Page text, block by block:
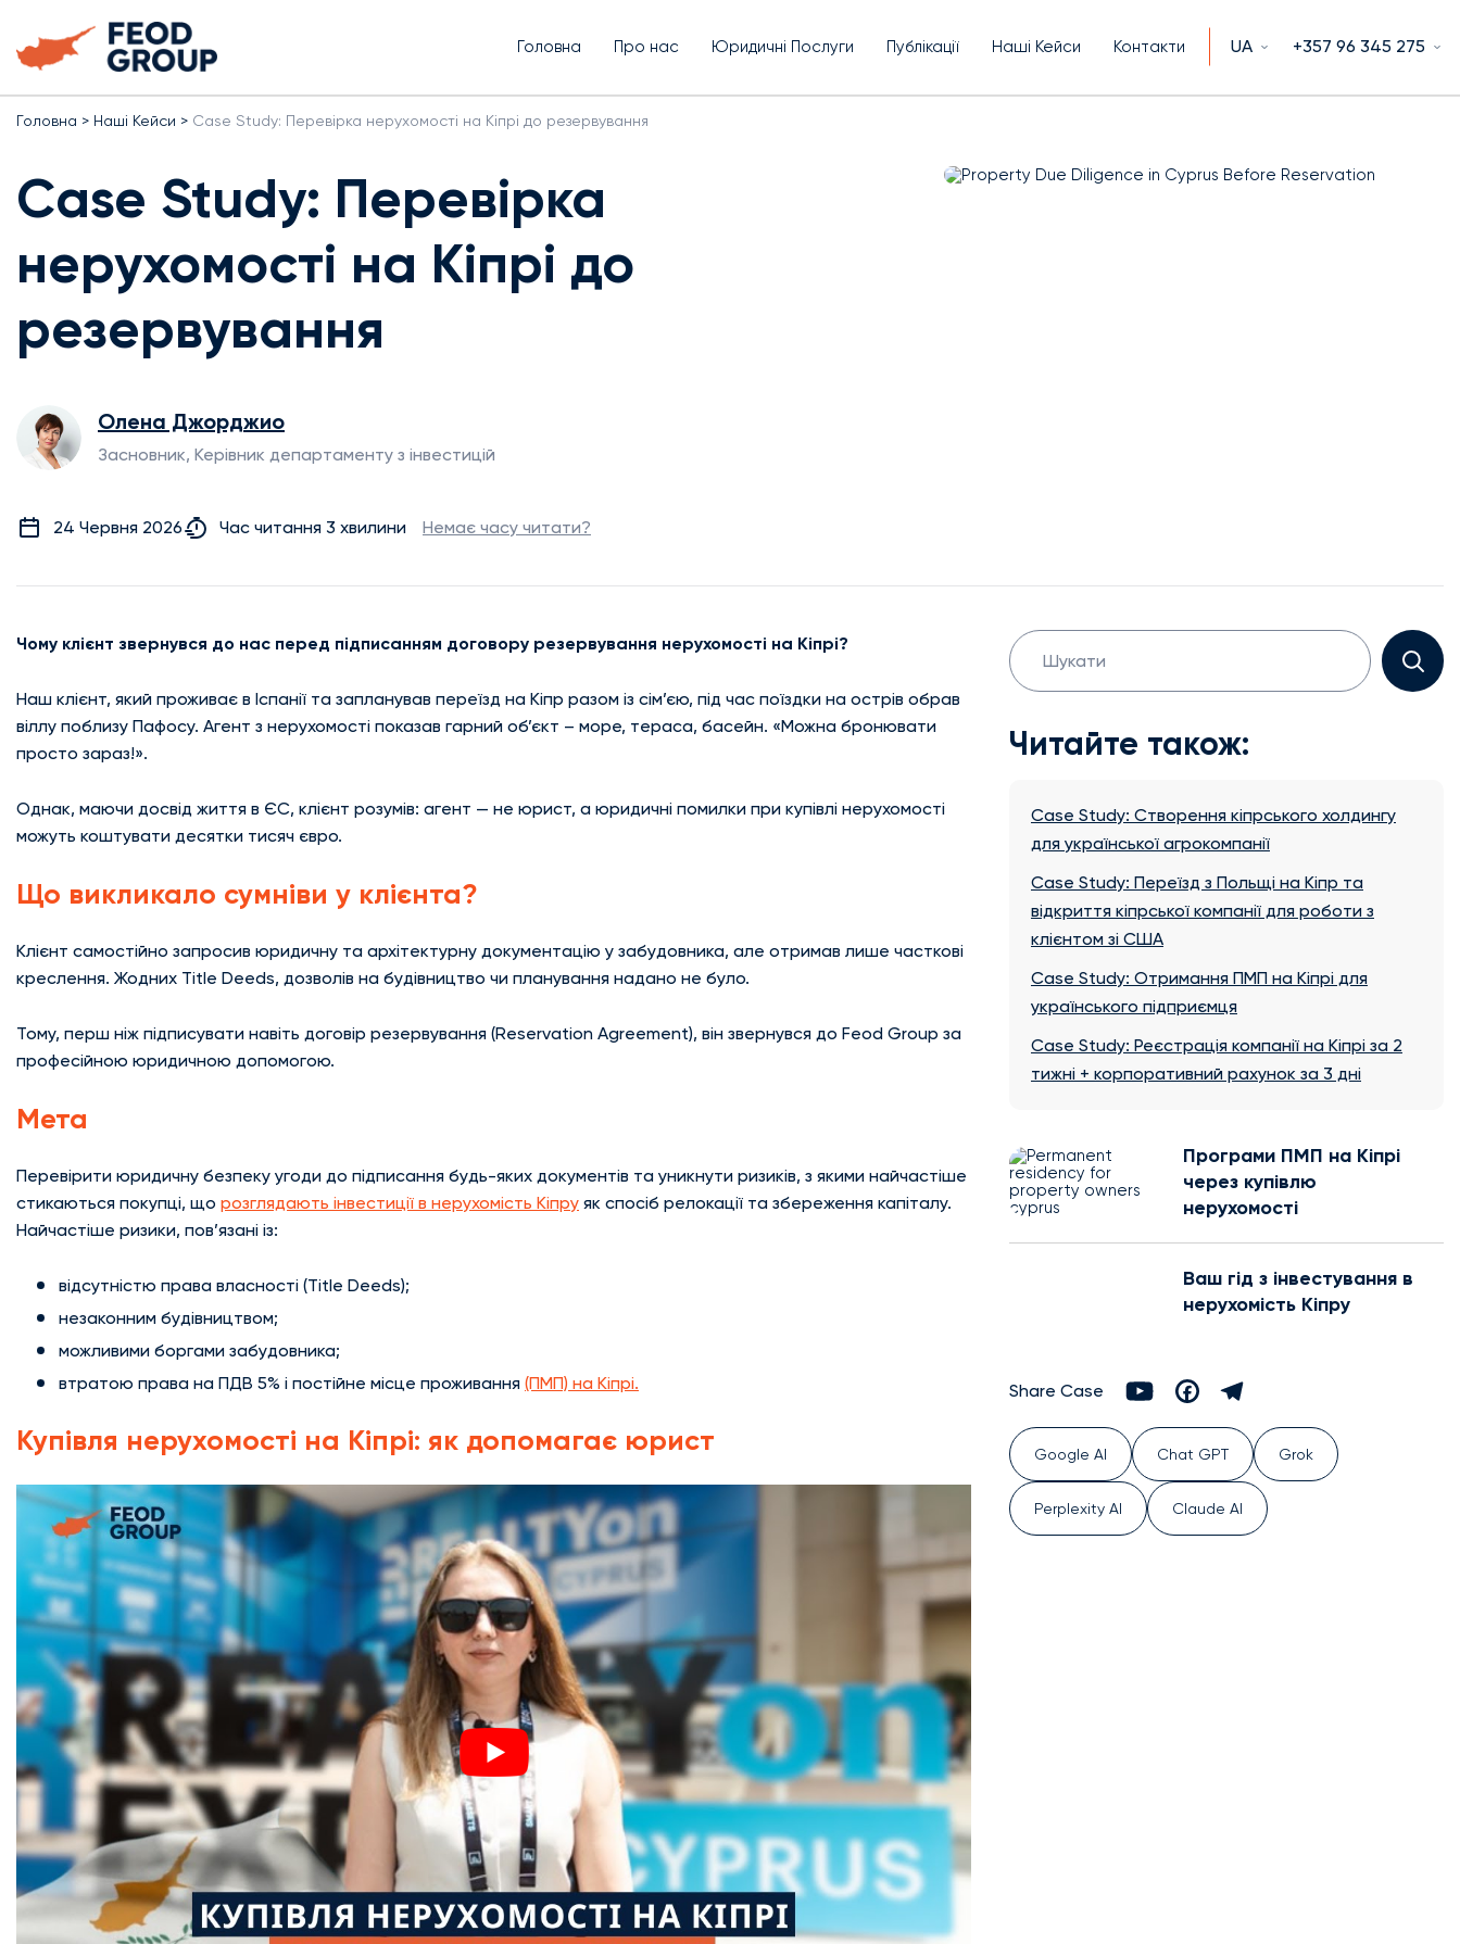
Головна Про нас Юридичні Послуги Публікації Наші Кейси Контакти UA +357 96 345 275
Головна > Наші Кейси > Case Study: Перевірка нерухомості на Кіпрі до резервування
Case Study: Перевірка
нерухомості на Кіпрі до
резервування
Олена Джорджио
Засновник, Керівник департаменту з інвестицій
24 Червня 2026 Час читання 3 хвилини Немає часу читати?
Чому клієнт звернувся до нас перед підписанням договору резервування нерухомості на Кіпрі?
Наш клієнт, який проживає в Іспанії та запланував переїзд на Кіпр разом із сім’єю, під час поїздки на острів обрав
віллу поблизу Пафосу. Агент з нерухомості показав гарний об’єкт – море, тераса, басейн. «Можна бронювати
просто зараз!».
Однак, маючи досвід життя в ЄС, клієнт розумів: агент — не юрист, а юридичні помилки при купівлі нерухомості
можуть коштувати десятки тисяч євро.
Що викликало сумніви у клієнта?
Клієнт самостійно запросив юридичну та архітектурну документацію у забудовника, але отримав лише часткові
креслення. Жодних Title Deeds, дозволів на будівництво чи планування надано не було.
Тому, перш ніж підписувати навіть договір резервування (Reservation Agreement), він звернувся до Feod Group за
професійною юридичною допомогою.
Мета
Перевірити юридичну безпеку угоди до підписання будь-яких документів та уникнути ризиків, з якими найчастіше
стикаються покупці, що розглядають інвестиції в нерухомість Кіпру як спосіб релокації та збереження капіталу.
Найчастіше ризики, пов’язані із:
відсутністю права власності (Title Deeds);
незаконним будівництвом;
можливими боргами забудовника;
втратою права на ПДВ 5% і постійне місце проживання (ПМП) на Кіпрі.
Купівля нерухомості на Кіпрі: як допомагає юрист
Search
for:
Читайте також:
Case Study: Створення кіпрського холдингу
для української агрокомпанії
Case Study: Переїзд з Польщі на Кіпр та
відкриття кіпрської компанії для роботи з
клієнтом зі США
Case Study: Отримання ПМП на Кіпрі для
українського підприємця
Case Study: Реєстрація компанії на Кіпрі за 2
тижні + корпоративний рахунок за 3 дні
Програми ПМП на Кіпрі
через купівлю
нерухомості
Ваш гід з інвестування в
нерухомість Кіпру
Share Case
Google AI Chat GPT Grok
Perplexity AI Claude AI